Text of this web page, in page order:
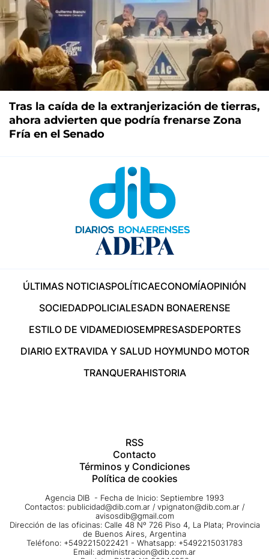
Tras la caída de la extranjerización de tierras,
ahora advierten que podría frenarse Zona
Fría en el Senado
ÚLTIMAS NOTICIASPOLÍTICAECONOMÍAOPINIÓN
SOCIEDADPOLICIALESADN BONAERENSE
ESTILO DE VIDAMEDIOSEMPRESASDEPORTES
DIARIO EXTRAVIDA Y SALUD HOYMUNDO MOTOR
TRANQUERAHISTORIA
RSS
Contacto
Términos y Condiciones
Política de cookies
Agencia DIB - Fecha de Inicio: Septiembre 1993
Contactos: publicidad@dib.com.ar / vpignaton@dib.com.ar /
avisosdib@gmail.com
Dirección de las oficinas: Calle 48 Nº 726 Piso 4, La Plata; Provincia
de Buenos Aires, Argentina
Teléfono: +5492215022421 - Whatsapp: +5492215031783
Email: administracion@dib.com.ar